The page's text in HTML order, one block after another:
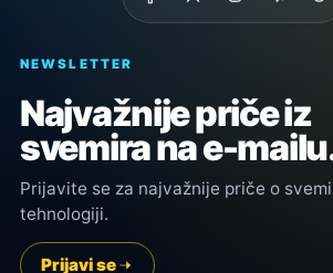
NEWSLETTER
Najvažnije priče iz
svemira na e-
Prijavite se za najvažnije priče o
tehnologiji.
Prijavi se